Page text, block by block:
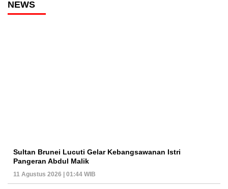
NEWS
Sultan Brunei Lucuti Gelar Kebangsawanan Istri
Pangeran Abdul Malik
11 Agustus 2026 | 01:44 WIB